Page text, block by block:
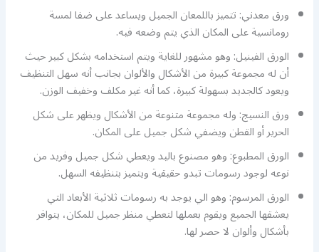
ورق معدني: تتميز باللمعان الجميل ويساعد على ضفا لمسة
رومانسية على المكان الذي يتم وضعه فيه.
الورق الفينيل: وهو مشهور للغاية ويتم استخدامه بشكل كبير حيث
أن له مجموعة كبيرة من الأشكال والألوان بجانب أنه سهل التنظيف
ويعود كالجديد بسهولة كبيرة، كما أنه غير مكلف وخفيف الوزن.
ورق النسيج: وله مجموعة متنوعة من الأشكال ويظهر على شكل
الحرير أو القطن ويضفي شكل جميل على المكان.
الورق المطبوع: وهو مصنوع باليد ويعطي شكل جميل وفريد من
نوعه لوجود رسومات تبدو حقيقية ويتميز بتنظيفه السهل.
الورق المرسوم: وهو الي يوجد به رسومات ثلاثية الأبعاد التي
يعشقها الجميع ويقوم بعملها لتعطي منظر جميل للمكان، يتوافر
بأشكال وألوان لا حصر لها.